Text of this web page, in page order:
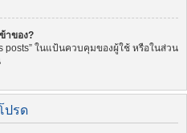
าของ?
posts” ในแป้นควบคุมของผู้ใช้ หรือในส่วน
ปรด